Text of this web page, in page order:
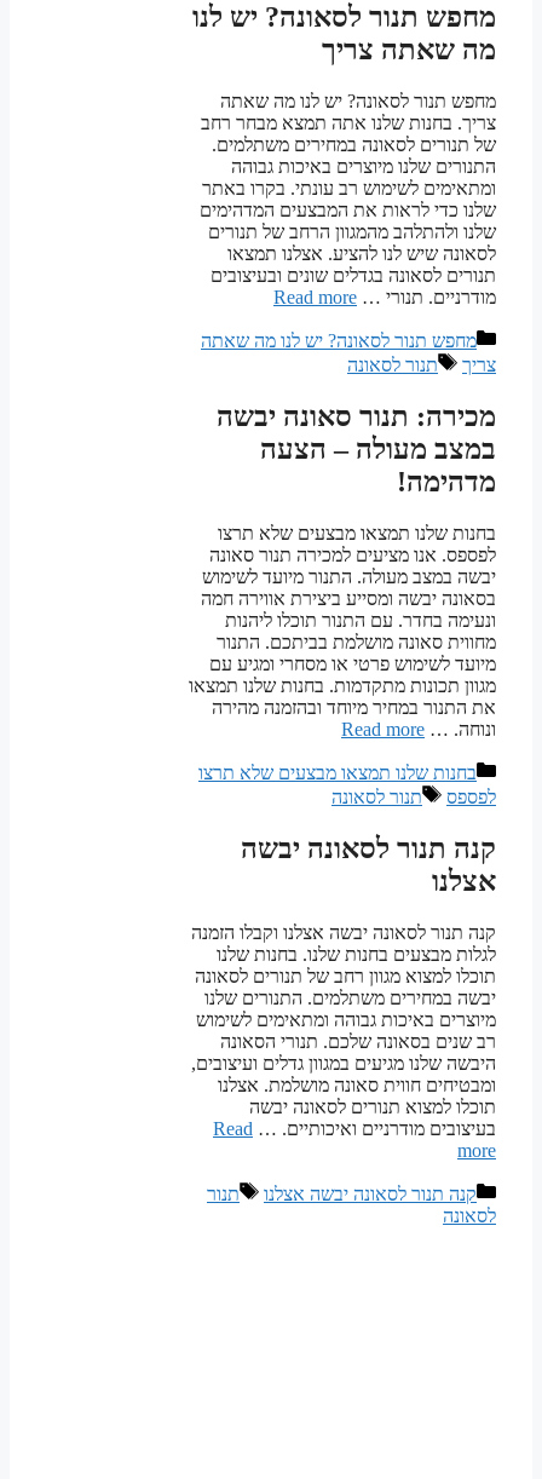
מחפש תנור לסאונה? יש לנו
מה שאתה צריך
מחפש תנור לסאונה? יש לנו מה שאתה
צריך. בחנות שלנו אתה תמצא מבחר רחב
של תנורים לסאונה במחירים משתלמים.
התנורים שלנו מיוצרים באיכות גבוהה
ומתאימים לשימוש רב עונתי. בקרו באתר
שלנו כדי לראות את המבצעים המדהימים
שלנו ולהתלהב מהמגוון הרחב של תנורים
לסאונה שיש לנו להציע. אצלנו תמצאו
תנורים לסאונה בגדלים שונים ובעיצובים
מודרניים. תנורי … Read more
קטגוריות
מחפש תנור לסאונה? יש לנו מה שאתה
צריך
תגיות
תנור לסאונה
מכירה: תנור סאונה יבשה
במצב מעולה – הצעה
מדהימה!
בחנות שלנו תמצאו מבצעים שלא תרצו
לפספס. אנו מציעים למכירה תנור סאונה
יבשה במצב מעולה. התנור מיועד לשימוש
בסאונה יבשה ומסייע ביצירת אווירה חמה
ונעימה בחדר. עם התנור תוכלו ליהנות
מחווית סאונה מושלמת בביתכם. התנור
מיועד לשימוש פרטי או מסחרי ומגיע עם
מגוון תכונות מתקדמות. בחנות שלנו תמצאו
את התנור במחיר מיוחד ובהזמנה מהירה
ונוחה. … Read more
קטגוריות
בחנות שלנו תמצאו מבצעים שלא תרצו
לפספס
תגיות
תנור לסאונה
קנה תנור לסאונה יבשה
אצלנו
קנה תנור לסאונה יבשה אצלנו וקבלו הזמנה
לגלות מבצעים בחנות שלנו. בחנות שלנו
תוכלו למצוא מגוון רחב של תנורים לסאונה
יבשה במחירים משתלמים. התנורים שלנו
מיוצרים באיכות גבוהה ומתאימים לשימוש
רב שנים בסאונה שלכם. תנורי הסאונה
היבשה שלנו מגיעים במגוון גדלים ועיצובים,
ומבטיחים חווית סאונה מושלמת. אצלנו
תוכלו למצוא תנורים לסאונה יבשה
בעיצובים מודרניים ואיכותיים. … Read
more
קטגוריות
קנה תנור לסאונה יבשה אצלנו תגיות
תנור
לסאונה